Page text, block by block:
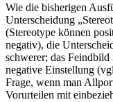
Wie die bisherigen
Unterscheidung
(Stereotype können
negativ), die
schwerer; das
negative Einstellung
Frage, wenn man
Vorurteilen mit